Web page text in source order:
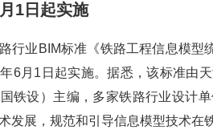
1日起实施
行业BIM标准《铁路工程信息模型
6月1日起实施。据悉，该标准由
国铁设）主编，多家铁路行业设计
发展，规范和引导信息模型技术在